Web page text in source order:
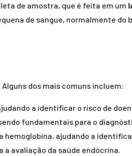
de amostra, que é feita em um
de sangue, normalmente do
dos mais comuns incluem:
a identificar o risco de
fundamentais para o
hemoglobina, ajudando a
a avaliação da saúde endócrina.